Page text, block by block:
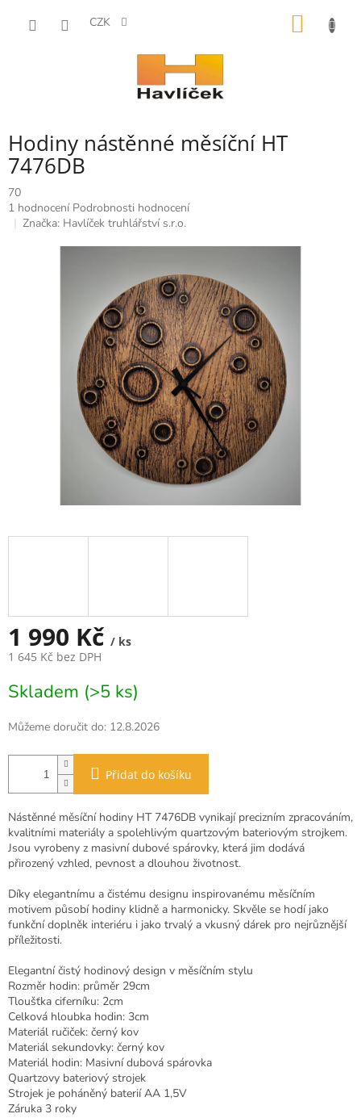
CZK
Hodiny nástěnné měsíční HT
7476DB
70
Průměrné
hodnocení
1 hodnocení Podrobnosti hodnocení
Značka: Havlíček truhlářství s.r.o.
1 990 Kč / ks
1 645 Kč bez DPH
cena:
Skladem (>5 ks)
Můžeme doručit do: 12.8.2026
Přidat do košíku
Nástěnné měsíční hodiny HT 7476DB vynikají precizním zpracováním,
kvalitními materiály a spolehlivým quartzovým bateriovým strojkem.
Jsou vyrobeny z masivní dubové spárovky, která jim dodává
přirozený vzhled, pevnost a dlouhou životnost.
Díky elegantnímu a čistému designu inspirovanému měsíčním
motivem působí hodiny klidně a harmonicky. Skvěle se hodí jako
funkční doplněk interiéru i jako trvalý a vkusný dárek pro nejrůznější
příležitosti.
Elegantní čistý hodinový design v měsíčním stylu
Rozměr hodin: průměr 29cm
Tloušťka ciferníku: 2cm
Celková hloubka hodin: 3cm
Materiál ručiček: černý kov
Materiál sekundovky: černý kov
Materiál hodin: Masivní dubová spárovka
Quartzovy bateriový strojek
Strojek je poháněný baterií AA 1,5V
Záruka 3 roky